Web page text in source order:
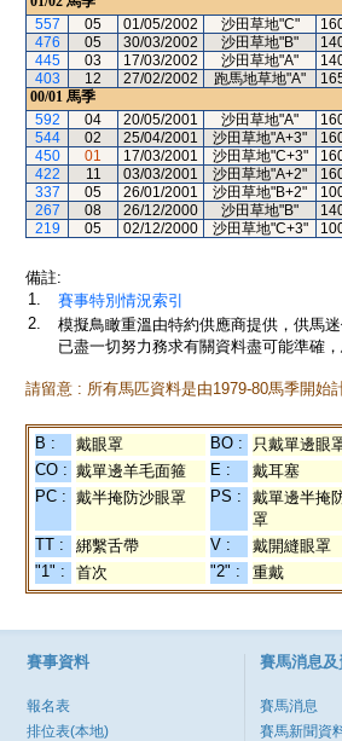
557
05 01/05/2002 沙田草地"C"
476
05 30/03/2002 沙田草地"B"
445
03 17/03/2002 沙田草地"A"
403
12 27/02/2002 跑馬地草地"A"
00/01 馬季
592
04 20/05/2001 沙田草地"A"
544
02 25/04/2001 沙田草地"A+3"
450
01 17/03/2001 沙田草地"C+3"
422
11 03/03/2001 沙田草地"A+2"
337
05 26/01/2001 沙田草地"B+2"
267
08 26/12/2000 沙田草地"B"
219
05 02/12/2000 沙田草地"C+3"
備註:
1.
賽事特別情況索引
2.
模擬鳥瞰重溫由特約供應商提供，供馬
已盡一切努力務求有關資料盡可能準確
請留意 : 所有馬匹資料是由1979-80馬季開始
B : 戴眼罩 BO : 只戴單邊眼
CO : 戴單邊羊毛面箍 E : 戴耳塞
PC : 戴半掩防沙眼罩 PS :
戴單邊半掩
罩
TT : 綁繫舌帶 V : 戴開縫眼罩
"1" :
首次 "2" : 重戴
賽事資料
報名表
排位表(本地)
賽馬消息及
賽馬消息
賽馬新聞資